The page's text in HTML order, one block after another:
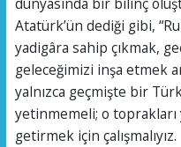
Atatürk’ün dediği gibi,
yadigâra sahip çıkmak,
geleceğimizi inşa etmek
yalnızca geçmişte bir
yetinmemeli; o
getirmek için çalışmalıyız.